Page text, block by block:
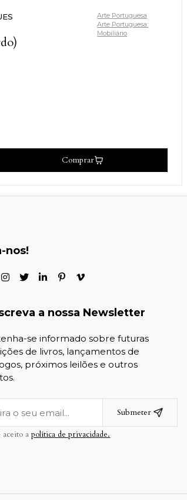
Arte Portuguesa
Arte Portuguesa:
Mobiliário
Comprar
nos!
a nossa Newsletter
se informado sobre futuras
de livros, lançamentos de
próximos leilões e outros
Submeter
aceito apolítica de privacidade.